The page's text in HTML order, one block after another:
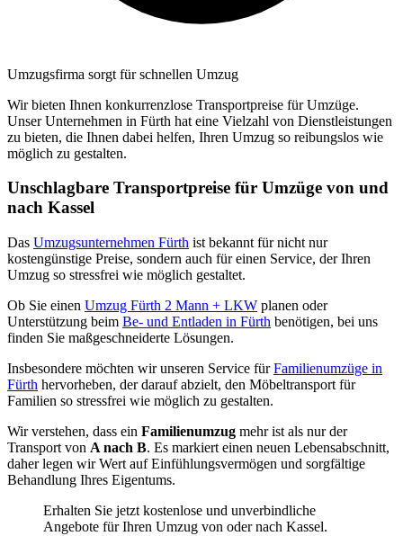
Umzugsfirma sorgt für schnellen Umzug
Wir bieten Ihnen konkurrenzlose Transportpreise für Umzüge.
Unser Unternehmen in Fürth hat eine Vielzahl von Dienstleistungen
zu bieten, die Ihnen dabei helfen, Ihren Umzug so reibungslos wie
möglich zu gestalten.
Unschlagbare Transportpreise für Umzüge von und
nach Kassel
Das Umzugsunternehmen Fürth ist bekannt für nicht nur
kostengünstige Preise, sondern auch für einen Service, der Ihren
Umzug so stressfrei wie möglich gestaltet.
Ob Sie einen Umzug Fürth 2 Mann + LKW planen oder
Unterstützung beim Be- und Entladen in Fürth benötigen, bei uns
finden Sie maßgeschneiderte Lösungen.
Insbesondere möchten wir unseren Service fürFamilienumzüge in
Fürth hervorheben, der darauf abzielt, den Möbeltransport für
Familien so stressfrei wie möglich zu gestalten.
Wir verstehen, dass ein Familienumzug mehr ist als nur der
Transport von A nach B. Es markiert einen neuen Lebensabschnitt,
daher legen wir Wert auf Einfühlungsvermögen und sorgfältige
Behandlung Ihres Eigentums.
Erhalten Sie jetzt kostenlose und unverbindliche
Angebote für Ihren Umzug von oder nach Kassel.